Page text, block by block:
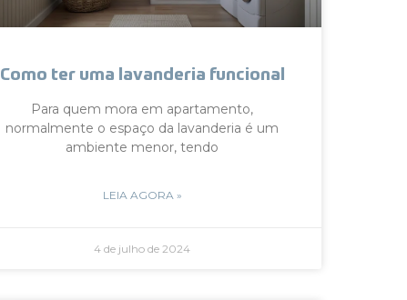
Como ter uma lavanderia funcional
Para quem mora em apartamento,
normalmente o espaço da lavanderia é um
ambiente menor, tendo
LEIA AGORA »
4 de julho de 2024